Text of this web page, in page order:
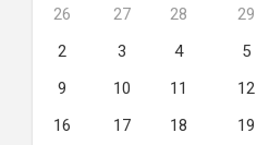
26
27 28 29
2
3 4 5
9
10 11 12
16
17 18 19